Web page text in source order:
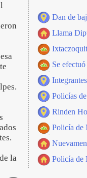
la
Dan de
Llama
Se
Policías
Rinden
Policía de
Policía de